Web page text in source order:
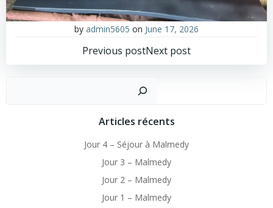
by admin5605 on June 17, 2026
Post
navigation
Previous postPost
navigation
Next post
Articles récents
Jour 4 – Séjour à Malmedy
Jour 3 – Malmedy
Jour 2 – Malmedy
Jour 1 – Malmedy